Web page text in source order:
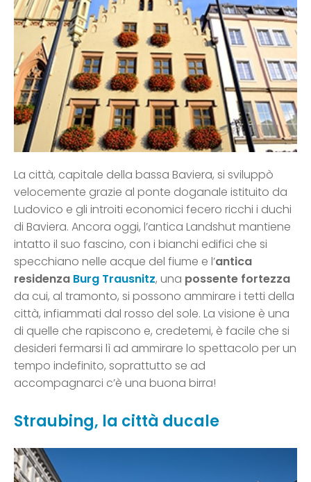
La città, capitale della bassa Baviera, si sviluppò
velocemente grazie al ponte doganale istituito da
Ludovico e gli introiti economici fecero ricchi i duchi
di Baviera. Ancora oggi, l’antica Landshut mantiene
intatto il suo fascino, con i bianchi edifici che si
specchiano nelle acque del fiume e l’antica
residenza Burg Trausnitz, una possente fortezza
da cui, al tramonto, si possono ammirare i tetti della
città, infiammati dal rosso del sole. La visione è una
di quelle che rapiscono e, credetemi, è facile che si
desideri fermarsi lì ad ammirare lo spettacolo per un
tempo indefinito, soprattutto se ad
accompagnarci c’è una buona birra!
Straubing, la città ducale